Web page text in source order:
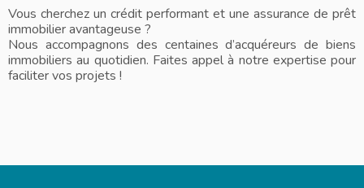
Vous cherchez un crédit performant et une assurance de prêt
immobilier avantageuse ?
Nous accompagnons des centaines d’acquéreurs de biens
immobiliers au quotidien. Faites appel à notre expertise pour
faciliter vos projets !